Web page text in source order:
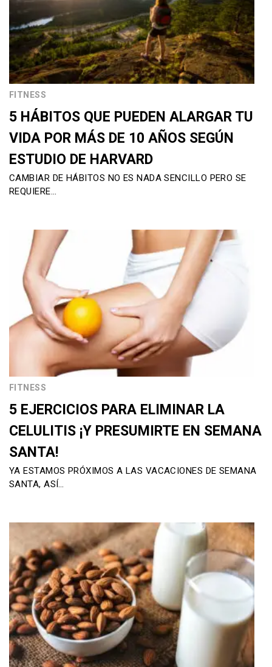
FITNESS
5 HÁBITOS QUE PUEDEN ALARGAR TU
VIDA POR MÁS DE 10 AÑOS SEGÚN
ESTUDIO DE HARVARD
CAMBIAR DE HÁBITOS NO ES NADA SENCILLO PERO SE
REQUIERE…
FITNESS
5 EJERCICIOS PARA ELIMINAR LA
CELULITIS ¡Y PRESUMIRTE EN SEMANA
SANTA!
YA ESTAMOS PRÓXIMOS A LAS VACACIONES DE SEMANA
SANTA, ASÍ…